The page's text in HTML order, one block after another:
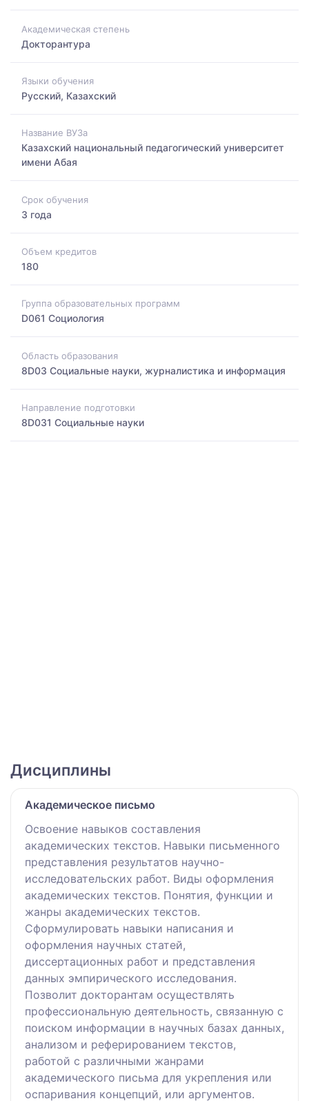
Академическая степень
Докторантура
Языки обучения
Русский, Казахский
Название ВУЗа
Казахский национальный педагогический университет
имени Абая
Срок обучения
3 года
Объем кредитов
180
Группа образовательных программ
D061 Социология
Область образования
8D03 Социальные науки, журналистика и информация
Направление подготовки
8D031 Социальные науки
Дисциплины
Академическое письмо
Освоение навыков составления
академических текстов. Навыки письменного
представления результатов научно-
исследовательских работ. Виды оформления
академических текстов. Понятия, функции и
жанры академических текстов.
Сформулировать навыки написания и
оформления научных статей,
диссертационных работ и представления
данных эмпирического исследования.
Позволит докторантам осуществлять
профессиональную деятельность, связанную с
поиском информации в научных базах данных,
анализом и реферированием текстов,
работой с различными жанрами
академического письма для укрепления или
оспаривания концепций, или аргументов.